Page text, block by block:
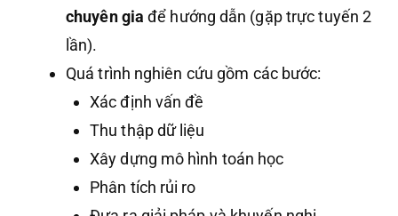
chuyên gia để hướng dẫn (gặp trực tuyến 2
lần).
Quá trình nghiên cứu gồm các bước:
Xác định vấn đề
Thu thập dữ liệu
Xây dựng mô hình toán học
Phân tích rủi ro